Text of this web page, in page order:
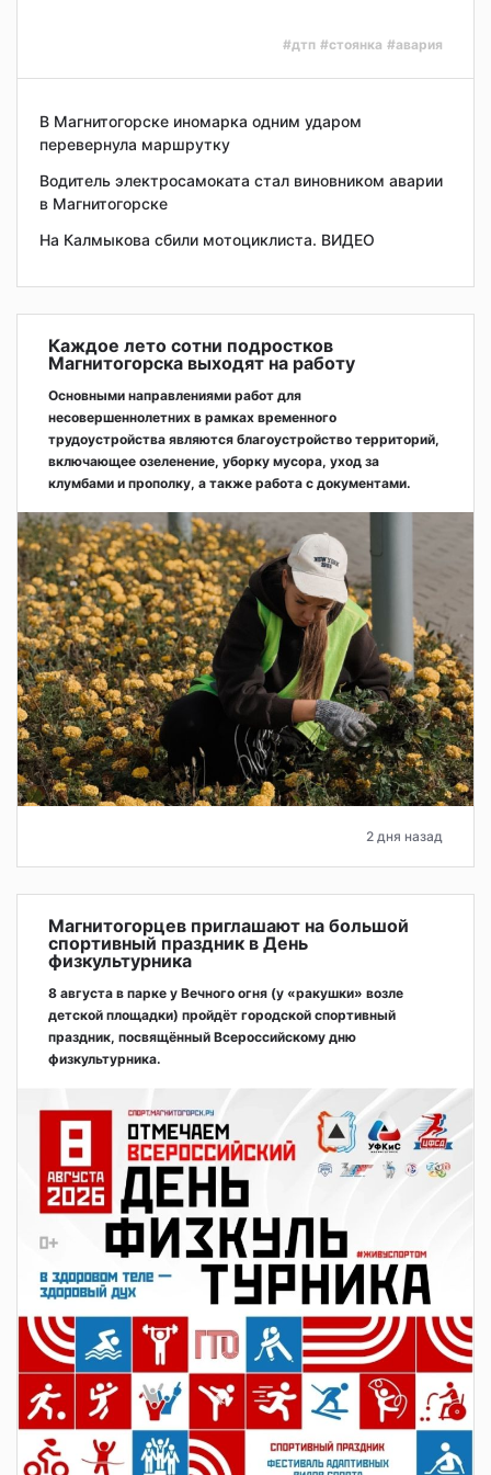
#дтп #стоянка #авария
В Магнитогорске иномарка одним ударом
перевернула маршрутку
Водитель электросамоката стал виновником аварии
в Магнитогорске
На Калмыкова сбили мотоциклиста. ВИДЕО
Каждое лето сотни подростков
Магнитогорска выходят на работу
Основными направлениями работ для
несовершеннолетних в рамках временного
трудоустройства являются благоустройство территорий,
включающее озеленение, уборку мусора, уход за
клумбами и прополку, а также работа с документами.
2 дня назад
Магнитогорцев приглашают на большой
спортивный праздник в День
физкультурника
8 августа в парке у Вечного огня (у «ракушки» возле
детской площадки) пройдёт городской спортивный
праздник, посвящённый Всероссийскому дню
физкультурника.